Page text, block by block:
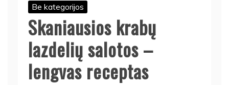
Be kategorijos
Skaniausios krabų
lazdelių salotos –
lengvas receptas